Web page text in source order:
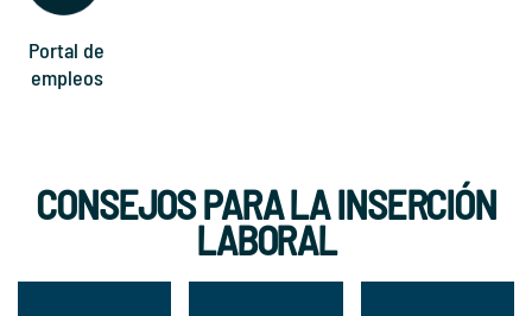
Portal de
empleos
CONSEJOS PARA LA INSERCIÓN
LABORAL